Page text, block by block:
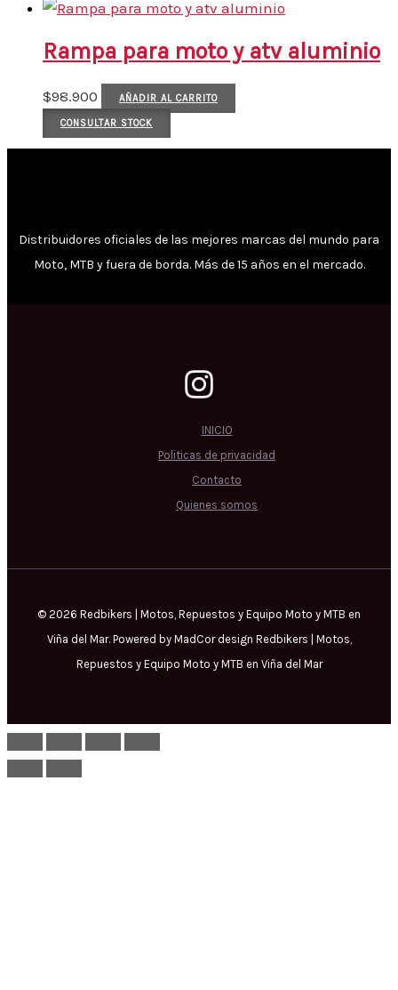
Rampa para moto y atv aluminio
$98.900 AÑADIR AL CARRITO
CONSULTAR STOCK
Distribuidores oficiales de las mejores marcas del mundo para
Moto, MTB y fuera de borda. Más de 15 años en el mercado.
INICIO
Politicas de privacidad
Contacto
Quienes somos
© 2026 Redbikers | Motos, Repuestos y Equipo Moto y MTB en
Viña del Mar. Powered by MadCor design Redbikers | Motos,
Repuestos y Equipo Moto y MTB en Viña del Mar